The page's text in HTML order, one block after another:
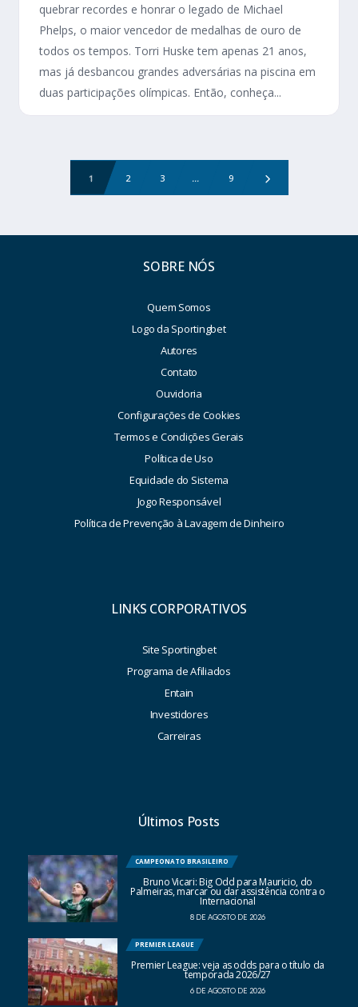
quebrar recordes e honrar o legado de Michael
Phelps, o maior vencedor de medalhas de ouro de
todos os tempos. Torri Huske tem apenas 21 anos,
mas já desbancou grandes adversárias na piscina em
duas participações olímpicas. Então, conheça...
1 2 3 ... 9
SOBRE NÓS
Quem Somos
Logo da Sportingbet
Autores
Contato
Ouvidoria
Configurações de Cookies
Termos e Condições Gerais
Política de Uso
Equidade do Sistema
Jogo Responsável
Política de Prevenção à Lavagem de Dinheiro
LINKS CORPORATIVOS
Site Sportingbet
Programa de Afiliados
Entain
Investidores
Carreiras
Últimos Posts
CAMPEONATO BRASILEIRO
Bruno Vicari: Big Odd para Mauricio, do
Palmeiras, marcar ou dar assistência contra o
Internacional
8 DE AGOSTO DE 2026
PREMIER LEAGUE
Premier League: veja as odds para o título da
temporada 2026/27
6 DE AGOSTO DE 2026